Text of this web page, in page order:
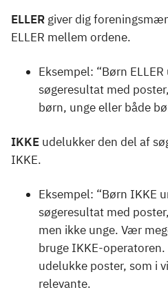
ELLER giver dig
ELLER mellem ordene.
Eksempel: “Børn
søgeresultat med
børn, unge eller både
IKKE udelukker den del af
IKKE.
Eksempel: “Børn IKKE
søgeresultat med
men ikke unge. Vær
bruge IKKE-operatoren.
udelukke poster, som i
relevante.